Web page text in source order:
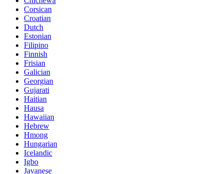
Corsican
Croatian
Dutch
Estonian
Filipino
Finnish
Frisian
Galician
Georgian
Gujarati
Haitian
Hausa
Hawaiian
Hebrew
Hmong
Hungarian
Icelandic
Igbo
Javanese